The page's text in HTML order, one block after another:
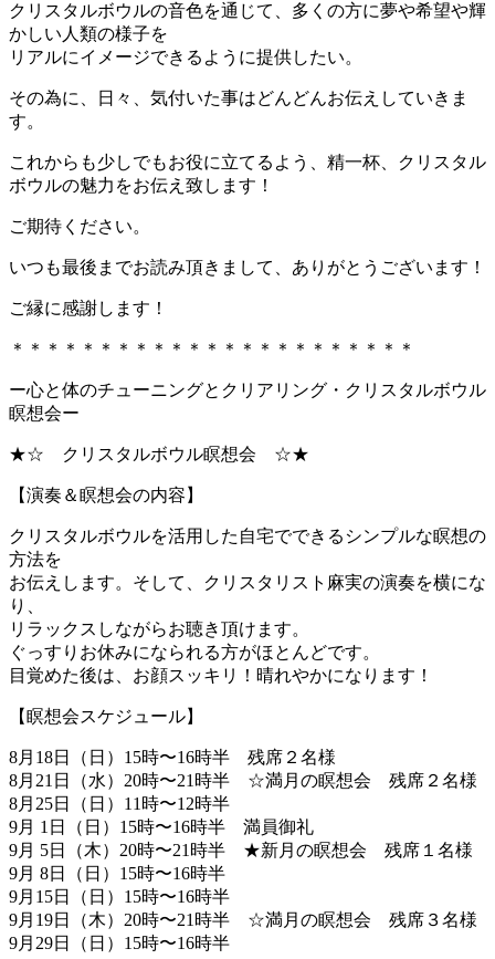
クリスタルボウルの音色を通じて、多くの方に夢や希望や輝
かしい人類の様子を
リアルにイメージできるように提供したい。
その為に、日々、気付いた事はどんどんお伝えしていきま
す。
これからも少しでもお役に立てるよう、精一杯、クリスタル
ボウルの魅力をお伝え致します！
ご期待ください。
いつも最後までお読み頂きまして、ありがとうございます！
ご縁に感謝します！
＊＊＊＊＊＊＊＊＊＊＊＊＊＊＊＊＊＊＊＊＊＊＊
ー心と体のチューニングとクリアリング・クリスタルボウル
瞑想会ー
★☆ クリスタルボウル瞑想会 ☆★
【演奏＆瞑想会の内容】
クリスタルボウルを活用した自宅でできるシンプルな瞑想の
方法を
お伝えします。そして、クリスタリスト麻実の演奏を横にな
り、
リラックスしながらお聴き頂けます。
ぐっすりお休みになられる方がほとんどです。
目覚めた後は、お顔スッキリ！晴れやかになります！
【瞑想会スケジュール】
8月18日（日）15時〜16時半 残席２名様
8月21日（水）20時〜21時半 ☆満月の瞑想会 残席２名様
8月25日（日）11時〜12時半
9月 1日（日）15時〜16時半 満員御礼
9月 5日（木）20時〜21時半 ★新月の瞑想会 残席１名様
9月 8日（日）15時〜16時半
9月15日（日）15時〜16時半
9月19日（木）20時〜21時半 ☆満月の瞑想会 残席３名様
9月29日（日）15時〜16時半